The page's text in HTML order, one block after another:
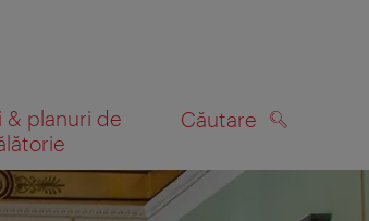
& planuri de
Căutare